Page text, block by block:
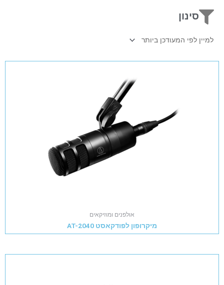
סינון
אולפנים ומוזיקאים
מיקרופון לפודקאסט AT-2040